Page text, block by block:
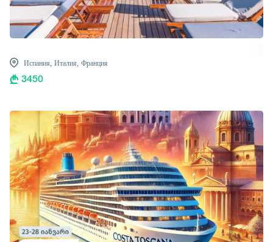
Испания, Италия, Франция
3450